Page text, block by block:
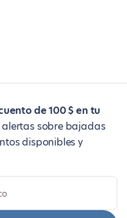
de 100 $ en tu
alertas sobre bajadas
disponibles y